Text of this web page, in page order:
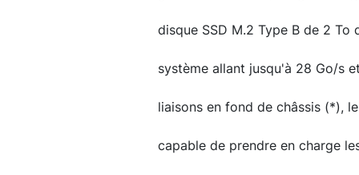
disque SSD M.2 Type B de 2
système allant jusqu'à 28 Go/s
liaisons en fond de châssis (*),
capable de prendre en charge